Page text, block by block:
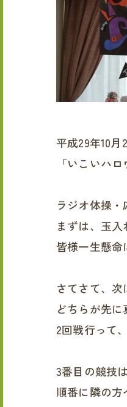
平成29年10
「いこいハ
ラジオ体操
まずは、玉
皆様一生懸
さてさて、次
どちらが先
2回戦行って
3番目の競技
順番に隣の